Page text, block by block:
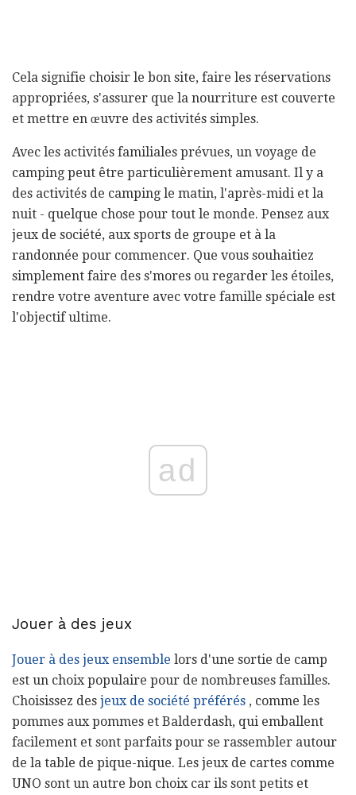
Cela signifie choisir le bon site, faire les réservations
appropriées, s'assurer que la nourriture est couverte
et mettre en œuvre des activités simples.
Avec les activités familiales prévues, un voyage de
camping peut être particulièrement amusant. Il y a
des activités de camping le matin, l'après-midi et la
nuit - quelque chose pour tout le monde. Pensez aux
jeux de société, aux sports de groupe et à la
randonnée pour commencer. Que vous souhaitiez
simplement faire des s'mores ou regarder les étoiles,
rendre votre aventure avec votre famille spéciale est
l'objectif ultime.
ad
Jouer à des jeux
Jouer à des jeux ensemble lors d'une sortie de camp
est un choix populaire pour de nombreuses familles.
Choisissez des jeux de société préférés , comme les
pommes aux pommes et Balderdash, qui emballent
facilement et sont parfaits pour se rassembler autour
de la table de pique-nique. Les jeux de cartes comme
UNO sont un autre bon choix car ils sont petits et